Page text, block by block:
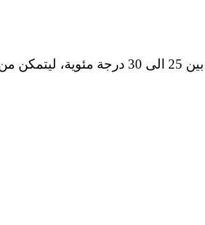
يحب الورد الجوري المناخ المعتدل بدرجة